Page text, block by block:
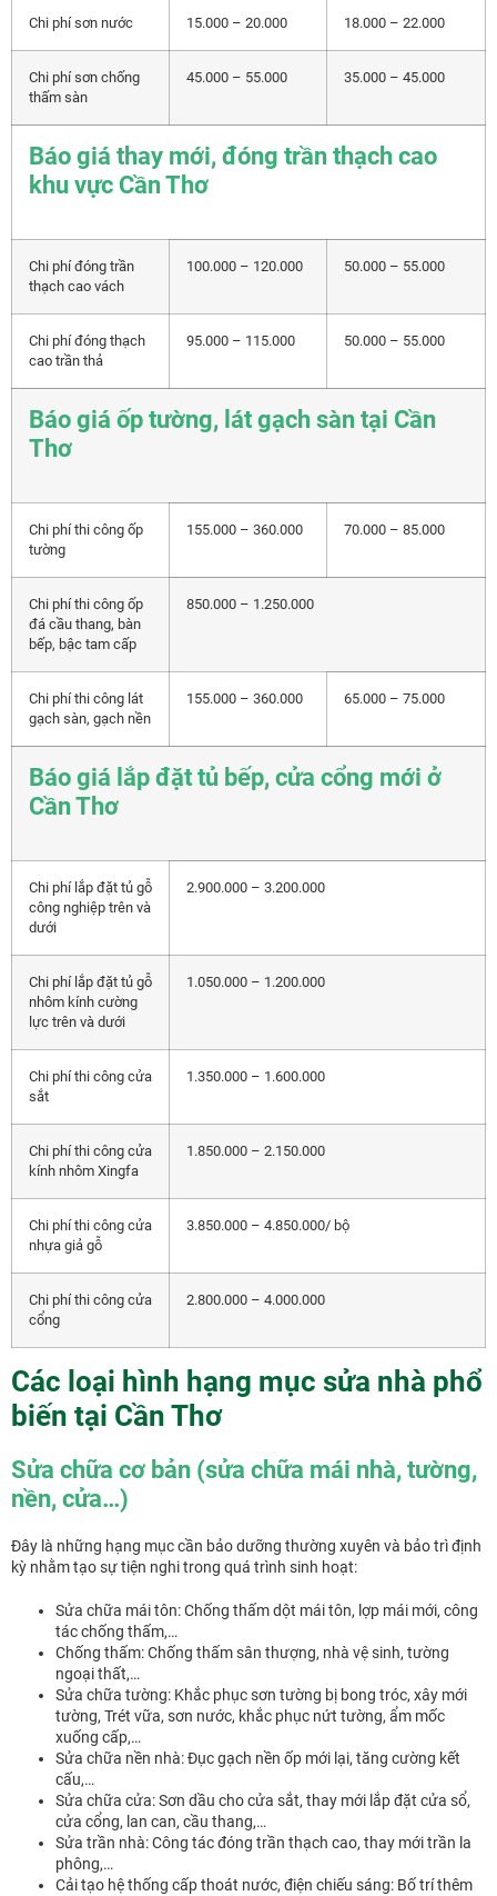
Chi phí sơn nước 15.000 – 20.000 18.000 – 22.000
Chi phí sơn chống
thấm sàn
45.000 – 55.000 35.000 – 45.000
Báo giá thay mới, đóng trần thạch cao
khu vực Cần Thơ
Chi phí đóng trần
thạch cao vách
100.000 – 120.000 50.000 – 55.000
Chi phí đóng thạch
cao trần thả
95.000 – 115.000 50.000 – 55.000
Báo giá ốp tường, lát gạch sàn tại Cần
Thơ
Chi phí thi công ốp
tường
155.000 – 360.000 70.000 – 85.000
Chi phí thi công ốp
đá cầu thang, bàn
bếp, bậc tam cấp
850.000 – 1.250.000
Chi phí thi công lát
gạch sàn, gạch nền
155.000 – 360.000 65.000 – 75.000
Báo giá lắp đặt tủ bếp, cửa cổng mới ở
Cần Thơ
Chi phí lắp đặt tủ gỗ
công nghiệp trên và
dưới
2.900.000 – 3.200.000
Chi phí lắp đặt tủ gỗ
nhôm kính cường
lực trên và dưới
1.050.000 – 1.200.000
Chi phí thi công cửa
sắt
1.350.000 – 1.600.000
Chi phí thi công cửa
kính nhôm Xingfa
1.850.000 – 2.150.000
Chi phí thi công cửa
nhựa giả gỗ
3.850.000 – 4.850.000/ bộ
Chi phí thi công cửa
cổng
2.800.000 – 4.000.000
Các loại hình hạng mục sửa nhà phổ
biến tại Cần Thơ
Sửa chữa cơ bản (sửa chữa mái nhà, tường,
nền, cửa…)
Đây là những hạng mục cần bảo dưỡng thường xuyên và bảo trì định
kỳ nhằm tạo sự tiện nghi trong quá trình sinh hoạt:
Sửa chữa mái tôn: Chống thấm dột mái tôn, lợp mái mới, công
tác chống thấm,…
Chống thấm: Chống thấm sân thượng, nhà vệ sinh, tường
ngoại thất,…
Sửa chữa tường: Khắc phục sơn tường bị bong tróc, xây mới
tường, Trét vữa, sơn nước, khắc phục nứt tường, ẩm mốc
xuống cấp,…
Sửa chữa nền nhà: Đục gạch nền ốp mới lại, tăng cường kết
cấu,…
Sửa chữa cửa: Sơn dầu cho cửa sắt, thay mới lắp đặt cửa sổ,
cửa cổng, lan can, cầu thang,…
Sửa trần nhà: Công tác đóng trần thạch cao, thay mới trần la
phông,…
Cải tạo hệ thống cấp thoát nước, điện chiếu sáng: Bố trí thêm